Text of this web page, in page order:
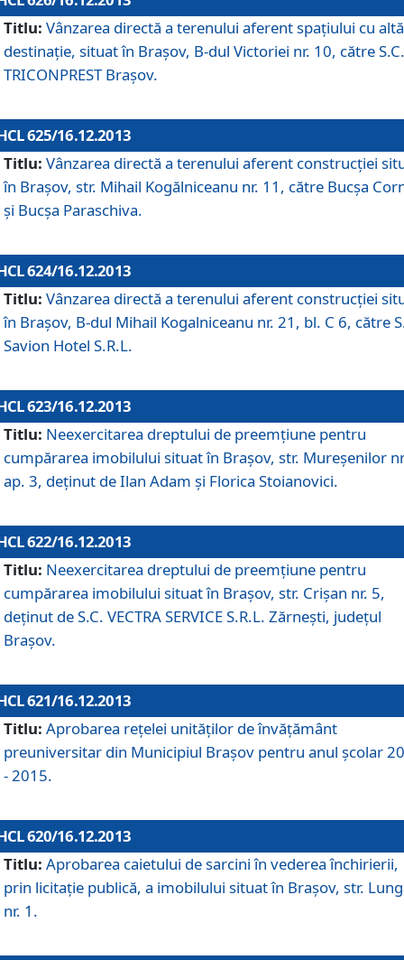
Titlu: Vânzarea directă a terenului aferent spaţiului cu altă
destinaţie, situat în Braşov, B-dul Victoriei nr. 10, către S.C.
TRICONPREST Braşov.
625/16.12.2013
Titlu: Vânzarea directă a terenului aferent construcţiei
în Braşov, str. Mihail Kogălniceanu nr. 11, către Bucşa
şi Bucşa Paraschiva.
624/16.12.2013
Titlu: Vânzarea directă a terenului aferent construcţiei
în Braşov, B-dul Mihail Kogalniceanu nr. 21, bl. C 6, către
Savion Hotel S.R.L.
623/16.12.2013
Titlu: Neexercitarea dreptului de preemţiune pentru
cumpărarea imobilului situat în Braşov, str. Mureşenilor
ap. 3, deţinut de Ilan Adam şi Florica Stoianovici.
622/16.12.2013
Titlu: Neexercitarea dreptului de preemţiune pentru
cumpărarea imobilului situat în Braşov, str. Crişan nr. 5,
deţinut de S.C. VECTRA SERVICE S.R.L. Zărneşti, judeţul
Braşov.
621/16.12.2013
Titlu: Aprobarea reţelei unităţilor de învăţământ
preuniversitar din Municipiul Braşov pentru anul şcolar
- 2015.
620/16.12.2013
Titlu: Aprobarea caietului de sarcini în vederea închirierii,
prin licitaţie publică, a imobilului situat în Braşov, str.
nr. 1.